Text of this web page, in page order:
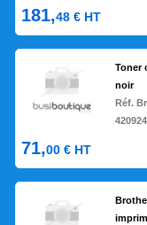
181,48 € HT
Toner
noir
Réf.
71,00 € HT